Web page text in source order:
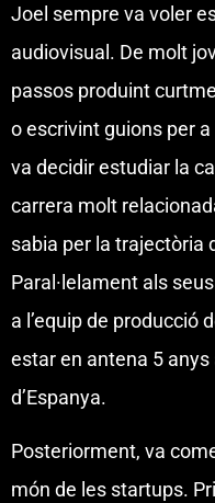
Joel sempre va voler
audiovisual. De molt
passos produint
o escrivint guions per
va decidir estudiar la
carrera molt
sabia per la trajectòria
Paral·lelament als
a l’equip de producció
estar en antena 5
d’Espanya.
Posteriorment, va
món de les startups.